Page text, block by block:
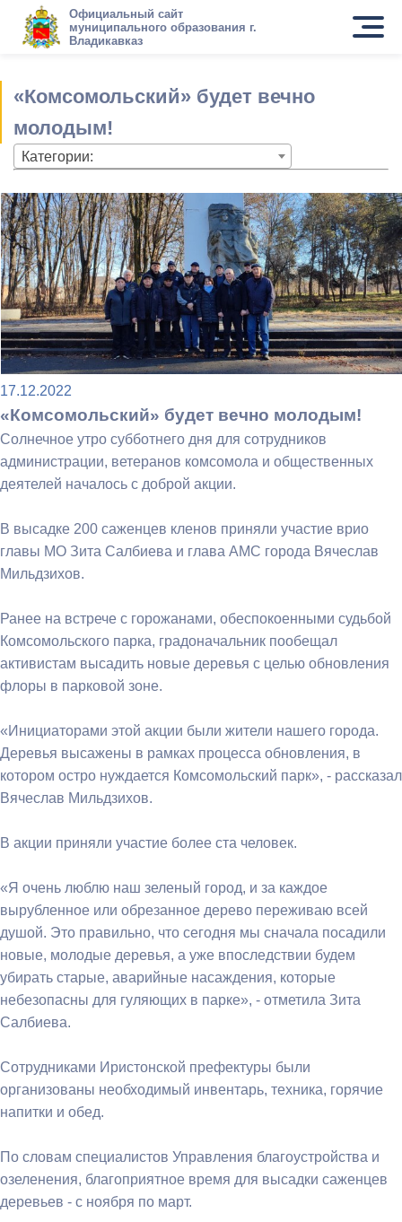
Официальный сайт
муниципального образования г.
Владикавказ
«Комсомольский» будет вечно
молодым!
Категории:
17.12.2022
«Комсомольский» будет вечно молодым!
Солнечное утро субботнего дня для сотрудников
администрации, ветеранов комсомола и общественных
деятелей началось с доброй акции.
В высадке 200 саженцев кленов приняли участие врио
главы МО Зита Салбиева и глава АМС города Вячеслав
Мильдзихов.
Ранее на встрече с горожанами, обеспокоенными судьбой
Комсомольского парка, градоначальник пообещал
активистам высадить новые деревья с целью обновления
флоры в парковой зоне.
«Инициаторами этой акции были жители нашего города.
Деревья высажены в рамках процесса обновления, в
котором остро нуждается Комсомольский парк», - рассказал
Вячеслав Мильдзихов.
В акции приняли участие более ста человек.
«Я очень люблю наш зеленый город, и за каждое
вырубленное или обрезанное дерево переживаю всей
душой. Это правильно, что сегодня мы сначала посадили
новые, молодые деревья, а уже впоследствии будем
убирать старые, аварийные насаждения, которые
небезопасны для гуляющих в парке», - отметила Зита
Салбиева.
Сотрудниками Иристонской префектуры были
организованы необходимый инвентарь, техника, горячие
напитки и обед.
По словам специалистов Управления благоустройства и
озеленения, благоприятное время для высадки саженцев
деревьев - с ноября по март.